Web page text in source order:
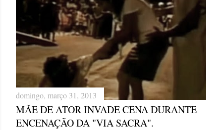
domingo, março 31, 2013
MÃE DE ATOR INVADE CENA DURANTE
ENCENAÇÃO DA "VIA SACRA".